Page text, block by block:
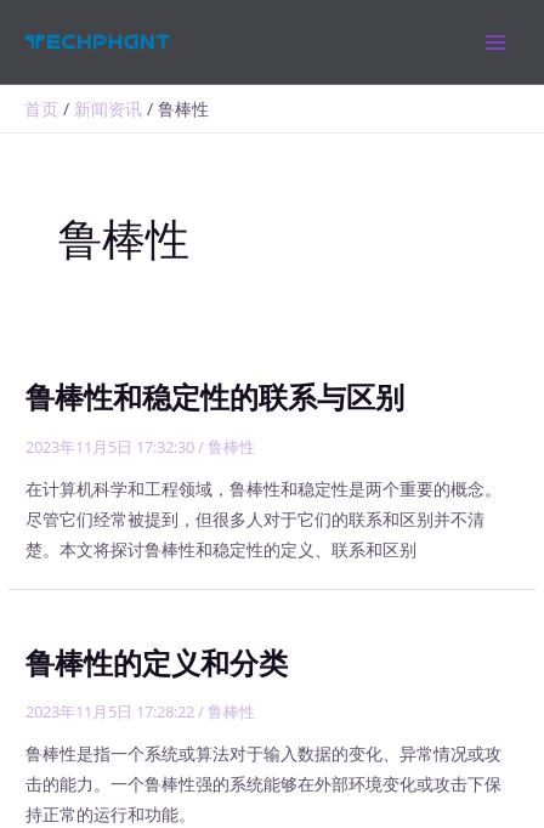
首页 新闻资讯 鲁棒性
鲁棒性
鲁棒性和稳定性的联系与区别
2023年11月5日 17:32:30/鲁棒性
在计算机科学和工程领域，鲁棒性和稳定性是两个重要的概念。
尽管它们经常被提到，但很多人对于它们的联系和区别并不清
楚。本文将探讨鲁棒性和稳定性的定义、联系和区别
鲁棒性的定义和分类
2023年11月5日 17:28:22/鲁棒性
鲁棒性是指一个系统或算法对于输入数据的变化、异常情况或攻
击的能力。一个鲁棒性强的系统能够在外部环境变化或攻击下保
持正常的运行和功能。